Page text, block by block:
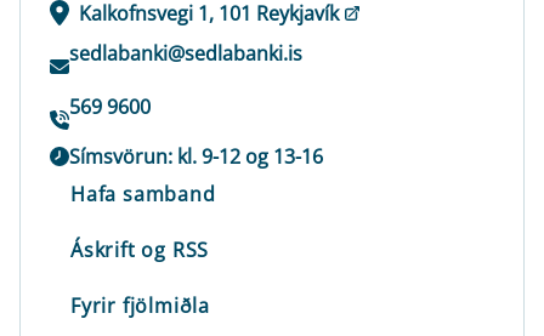
Kalkofnsvegi 1, 101 Reykjavík
sedlabanki@sedlabanki.is
569 9600
Símsvörun: kl. 9-12 og 13-16
Hafa samband
Áskrift og RSS
Fyrir fjölmiðla